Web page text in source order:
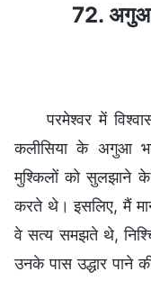
72.
परमेश्वर में
कलीसिया के अगुआ
मुश्किलों को सुलझाने
करते थे। इसलिए, मैं
वे सत्य समझते थे,
उनके पास उद्धार पाने